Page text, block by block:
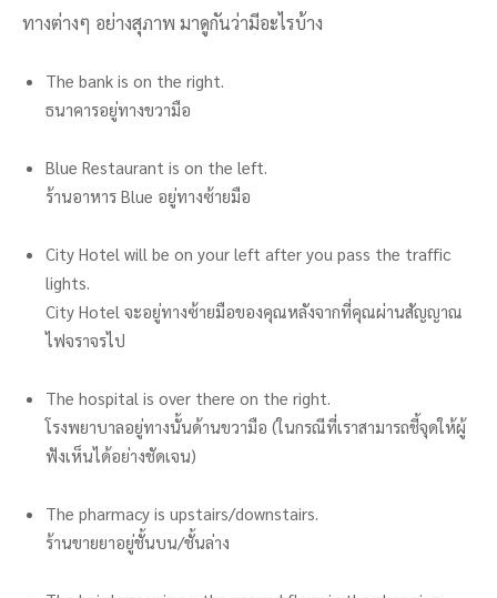
ทางต่างๆ อย่างสุภาพ มาดูกันว่ามีอะไรบ้าง
The bank is on the right.
ธนาคารอยู่ทางขวามือ
Blue Restaurant is on the left.
ร้านอาหาร Blue อยู่ทางซ้ายมือ
City Hotel will be on your left after you pass the traffic
lights.
City Hotel จะอยู่ทางซ้ายมือของคุณหลังจากที่คุณผ่านสัญญาณ
ไฟจราจรไป
The hospital is over there on the right.
โรงพยาบาลอยู่ทางนั้นด้านขวามือ (ในกรณีที่เราสามารถชี้จุดให้ผู้
ฟังเห็นได้อย่างชัดเจน)
The pharmacy is upstairs/downstairs.
ร้านขายยาอยู่ชั้นบน/ชั้นล่าง